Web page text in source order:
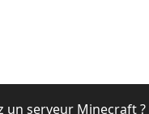
un serveur Minecraft ?